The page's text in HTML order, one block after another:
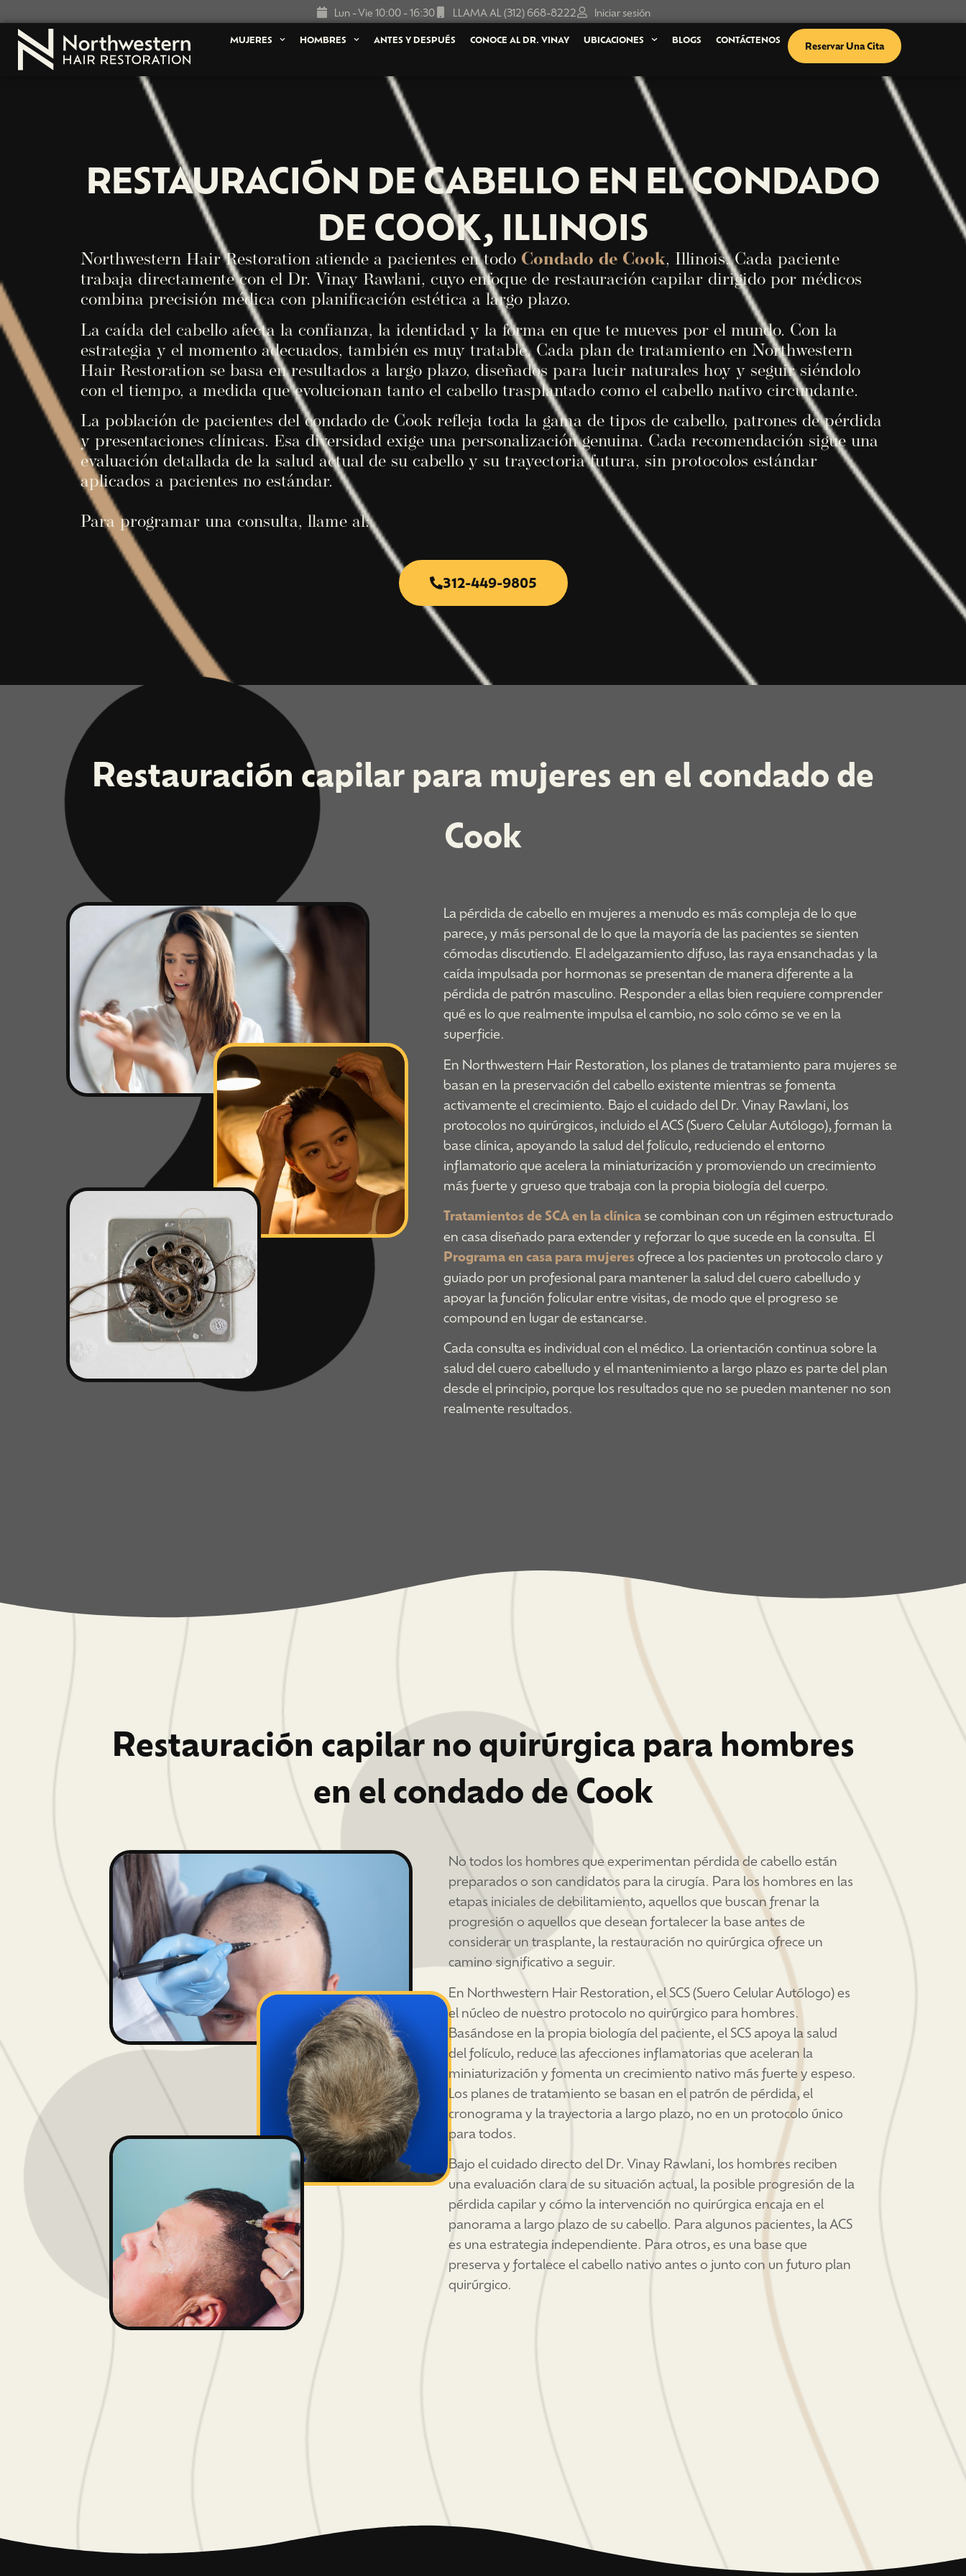
Lun - Vie 10:00 - 16:30 LLAMA AL (312) 668-8222 Iniciar sesión
MUJERES HOMBRES ANTES Y DESPUÉS CONOCE AL DR. VINAY UBICACIONES BLOGS CONTÁCTENOS Reservar Una Cita
RESTAURACIÓN DE CABELLO EN EL CONDADO
DE COOK, ILLINOIS
Northwestern Hair Restoration atiende a pacientes en todoCondado de Cook, Illinois. Cada paciente
trabaja directamente con el Dr. Vinay Rawlani, cuyo enfoque de restauración capilar dirigido por médicos
combina precisión médica con planificación estética a largo plazo.
La caída del cabello afecta la confianza, la identidad y la forma en que te mueves por el mundo. Con la
estrategia y el momento adecuados, también es muy tratable. Cada plan de tratamiento en Northwestern
Hair Restoration se basa en resultados a largo plazo, diseñados para lucir naturales hoy y seguir siéndolo
con el tiempo, a medida que evolucionan tanto el cabello trasplantado como el cabello nativo circundante.
La población de pacientes del condado de Cook refleja toda la gama de tipos de cabello, patrones de pérdida
y presentaciones clínicas. Esa diversidad exige una personalización genuina. Cada recomendación sigue una
evaluación detallada de la salud actual de su cabello y su trayectoria futura, sin protocolos estándar
aplicados a pacientes no estándar.
Para programar una consulta, llame al:
312-449-9805
Restauración capilar para mujeres en el condado de
Cook
La pérdida de cabello en mujeres a menudo es más compleja de lo que
parece, y más personal de lo que la mayoría de las pacientes se sienten
cómodas discutiendo. El adelgazamiento difuso, las raya ensanchadas y la
caída impulsada por hormonas se presentan de manera diferente a la
pérdida de patrón masculino. Responder a ellas bien requiere comprender
qué es lo que realmente impulsa el cambio, no solo cómo se ve en la
superficie.
En Northwestern Hair Restoration, los planes de tratamiento para mujeres se
basan en la preservación del cabello existente mientras se fomenta
activamente el crecimiento. Bajo el cuidado del Dr. Vinay Rawlani, los
protocolos no quirúrgicos, incluido el ACS (Suero Celular Autólogo), forman la
base clínica, apoyando la salud del folículo, reduciendo el entorno
inflamatorio que acelera la miniaturización y promoviendo un crecimiento
más fuerte y grueso que trabaja con la propia biología del cuerpo.
Tratamientos de SCA en la clínica se combinan con un régimen estructurado
en casa diseñado para extender y reforzar lo que sucede en la consulta. El
Programa en casa para mujeres ofrece a los pacientes un protocolo claro y
guiado por un profesional para mantener la salud del cuero cabelludo y
apoyar la función folicular entre visitas, de modo que el progreso se
compound en lugar de estancarse.
Cada consulta es individual con el médico. La orientación continua sobre la
salud del cuero cabelludo y el mantenimiento a largo plazo es parte del plan
desde el principio, porque los resultados que no se pueden mantener no son
realmente resultados.
Restauración capilar no quirúrgica para hombres
en el condado de Cook
No todos los hombres que experimentan pérdida de cabello están
preparados o son candidatos para la cirugía. Para los hombres en las
etapas iniciales de debilitamiento, aquellos que buscan frenar la
progresión o aquellos que desean fortalecer la base antes de
considerar un trasplante, la restauración no quirúrgica ofrece un
camino significativo a seguir.
En Northwestern Hair Restoration, el SCS (Suero Celular Autólogo) es
el núcleo de nuestro protocolo no quirúrgico para hombres.
Basándose en la propia biología del paciente, el SCS apoya la salud
del folículo, reduce las afecciones inflamatorias que aceleran la
miniaturización y fomenta un crecimiento nativo más fuerte y espeso.
Los planes de tratamiento se basan en el patrón de pérdida, el
cronograma y la trayectoria a largo plazo, no en un protocolo único
para todos.
Bajo el cuidado directo del Dr. Vinay Rawlani, los hombres reciben
una evaluación clara de su situación actual, la posible progresión de la
pérdida capilar y cómo la intervención no quirúrgica encaja en el
panorama a largo plazo de su cabello. Para algunos pacientes, la ACS
es una estrategia independiente. Para otros, es una base que
preserva y fortalece el cabello nativo antes o junto con un futuro plan
quirúrgico.